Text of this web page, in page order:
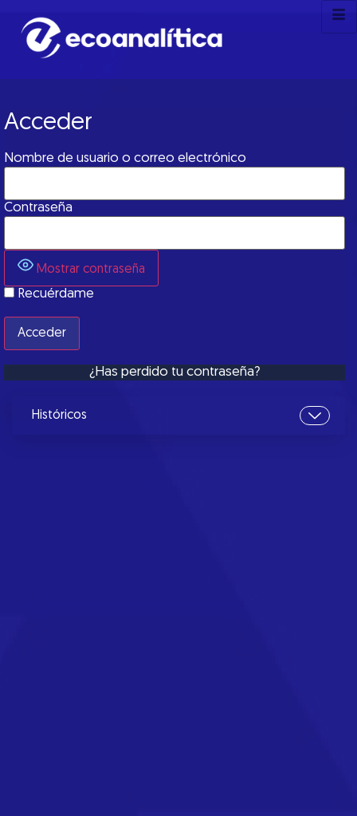
Acceder
Nombre de usuario o correo electrónico
Contraseña
Mostrar contraseña
Recuérdame
¿Has perdido tu contraseña?
Históricos